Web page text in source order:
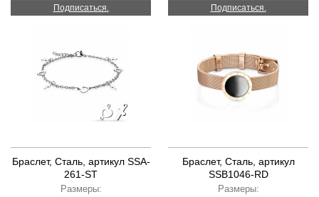
Подписаться.
Браслет, Сталь, артикул SSA-
261-ST
Размеры:
Подписаться.
Браслет, Сталь, артикул
SSB1046-RD
Размеры: